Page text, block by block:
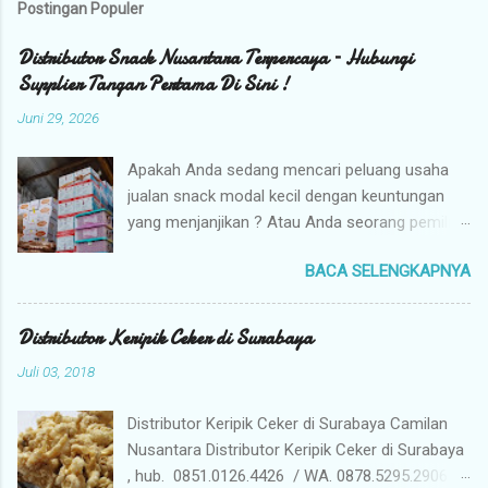
Postingan Populer
Distributor Snack Nusantara Terpercaya – Hubungi
Supplier Tangan Pertama Di Sini !
Juni 29, 2026
Apakah Anda sedang mencari peluang usaha
jualan snack modal kecil dengan keuntungan
yang menjanjikan ? Atau Anda seorang pemilik
tangan pertama dengan harga grosir camilan
kiloan termurah ? Camilan Nusantara hadir
sebagai jawaban atas kebutuhan bisnis Anda !
Kami adalah distributor snack nusantara
berkualitas premium langsung dari gudang
pusat (tangan pertama). Mengapa Memilih
Camilan Nusantara sebagai Mitra Bisnis Anda ?
BACA SELENGKAPNYA
Distributor Keripik Ceker di Surabaya
Juli 03, 2018
Distributor Keripik Ceker di Surabaya Camilan
Nusantara Distributor Keripik Ceker di Surabaya
, hub. 0851.0126.4426 / WA. 0878.5295.2906 /